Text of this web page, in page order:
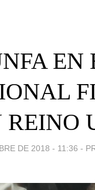
EN
REINO
DE 2018 - 11:36 -